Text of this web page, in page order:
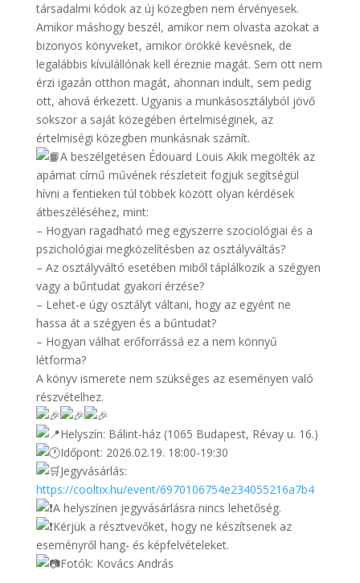
társadalmi kódok az új közegben nem érvényesek.
Amikor máshogy beszél, amikor nem olvasta azokat a
bizonyos könyveket, amikor örökké kevésnek, de
legalábbis kívülállónak kell éreznie magát. Sem ott nem
érzi igazán otthon magát, ahonnan indult, sem pedig
ott, ahová érkezett. Ugyanis a munkásosztályból jövő
sokszor a saját közegében értelmiséginek, az
értelmiségi közegben munkásnak számít.
A beszélgetésen Édouard Louis Akik megölték az
apámat című művének részleteit fogjuk segítségül
hívni a fentieken túl többek között olyan kérdések
átbeszéléséhez, mint:
– Hogyan ragadható meg egyszerre szociológiai és a
pszichológiai megközelítésben az osztályváltás?
– Az osztályváltó esetében miből táplálkozik a szégyen
vagy a bűntudat gyakori érzése?
– Lehet-e úgy osztályt váltani, hogy az egyént ne
hassa át a szégyen és a bűntudat?
– Hogyan válhat erőforrássá ez a nem könnyű
létforma?
A könyv ismerete nem szükséges az eseményen való
részvételhez.
Helyszín: Bálint-ház (1065 Budapest, Révay u. 16.)
Időpont: 2026.02.19. 18:00-19:30
Jegyvásárlás:
https://cooltix.hu/event/6970106754e234055216a7b4
A helyszínen jegyvásárlásra nincs lehetőség.
Kérjük a résztvevőket, hogy ne készítsenek az
eseményről hang- és képfelvételeket.
Fotók: Kovács András